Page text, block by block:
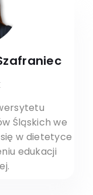
Śląskich we
się w dietetyce
edukacji